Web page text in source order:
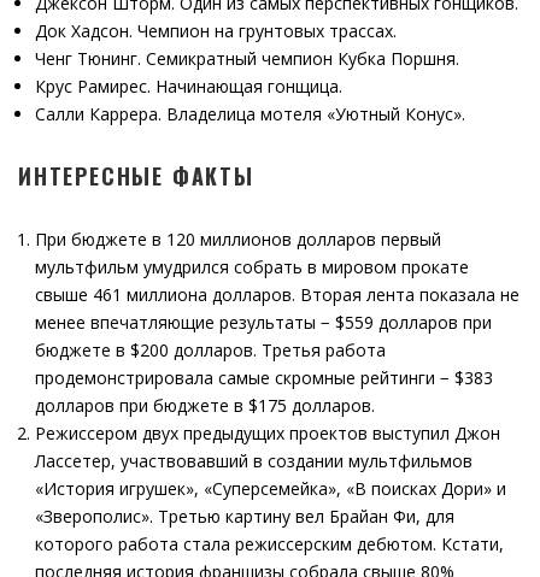
Док Хадсон. Чемпион на грунтовых трассах.
Ченг Тюнинг. Семикратный чемпион Кубка Поршня.
Крус Рамирес. Начинающая гонщица.
Салли Каррера. Владелица мотеля «Уютный Конус».
ИНТЕРЕСНЫЕ ФАКТЫ
При бюджете в 120 миллионов долларов первый
мультфильм умудрился собрать в мировом прокате
свыше 461 миллиона долларов. Вторая лента показала не
менее впечатляющие результаты − $559 долларов при
бюджете в $200 долларов. Третья работа
продемонстрировала самые скромные рейтинги − $383
долларов при бюджете в $175 долларов.
Режиссером двух предыдущих проектов выступил Джон
Лассетер, участвовавший в создании мультфильмов
«История игрушек», «Суперсемейка», «В поисках Дори» и
«Зверополис». Третью картину вел Брайан Фи, для
которого работа стала режиссерским дебютом. Кстати,
последняя история франшизы собрала свыше 80%